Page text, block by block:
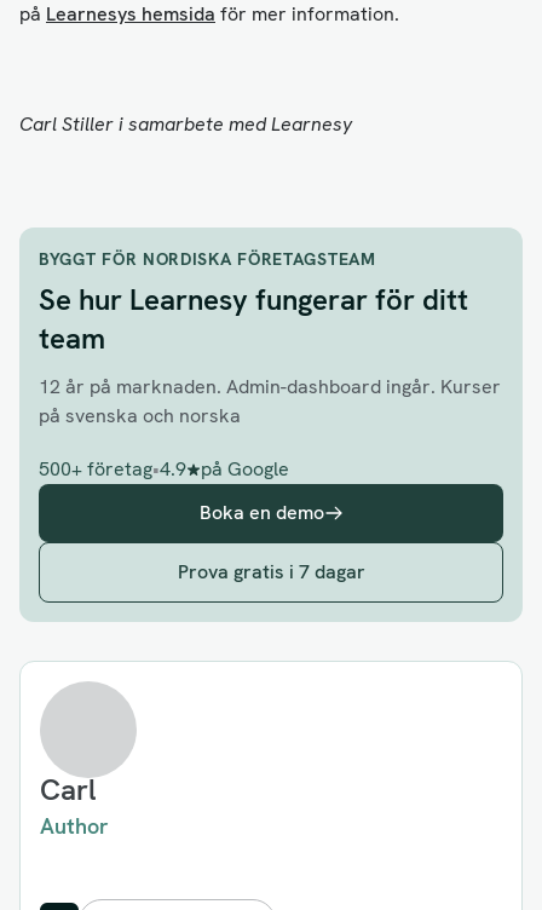
på Learnesys hemsida för mer information.
Carl Stiller i samarbete med Learnesy
BYGGT FÖR NORDISKA FÖRETAGSTEAM
Se hur Learnesy fungerar för ditt
team
12 år på marknaden. Admin-dashboard ingår. Kurser
på svenska och norska
500+ företag•4.9
på Google
Boka en demo
Prova gratis i 7 dagar
Carl
Author